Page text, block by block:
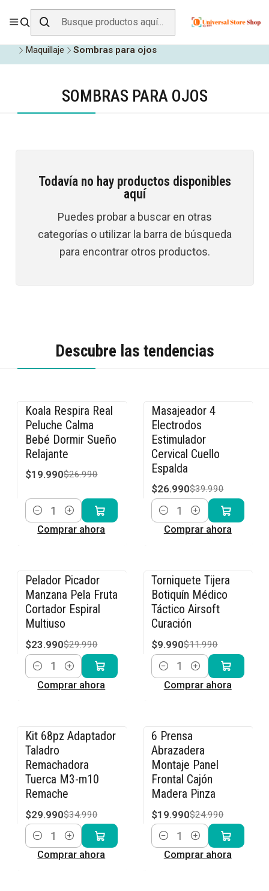
ENVÍO GRATIS SOBRE$19.990EN ZONA CENTRO
Maquillaje
Sombras para ojos
SOMBRAS PARA OJOS
Todavía no hay productos disponibles
aquí
Puedes probar a buscar en otras
categorías o utilizar la barra de búsqueda
para encontrar otros productos.
Descubre las tendencias
-26% OFF
Koala Respira Real
Peluche Calma
Bebé Dormir Sueño
Relajante
$19.990$26.990
Cantidad
Comprar ahora
-33% OFF
Masajeador 4
Electrodos
Estimulador
Cervical Cuello
Espalda
$26.990$39.990
Cantidad
Comprar ahora
-20% OFF
Pelador Picador
Manzana Pela Fruta
Cortador Espiral
Multiuso
$23.990$29.990
Cantidad
Comprar ahora
-17% OFF
Torniquete Tijera
Botiquín Médico
Táctico Airsoft
Curación
$9.990$11.990
Cantidad
Comprar ahora
-14% OFF
Kit 68pz Adaptador
Taladro
Remachadora
Tuerca M3-m10
Remache
$29.990$34.990
Cantidad
Comprar ahora
-20% OFF
6 Prensa
Abrazadera
Montaje Panel
Frontal Cajón
Madera Pinza
$19.990$24.990
Cantidad
Comprar ahora